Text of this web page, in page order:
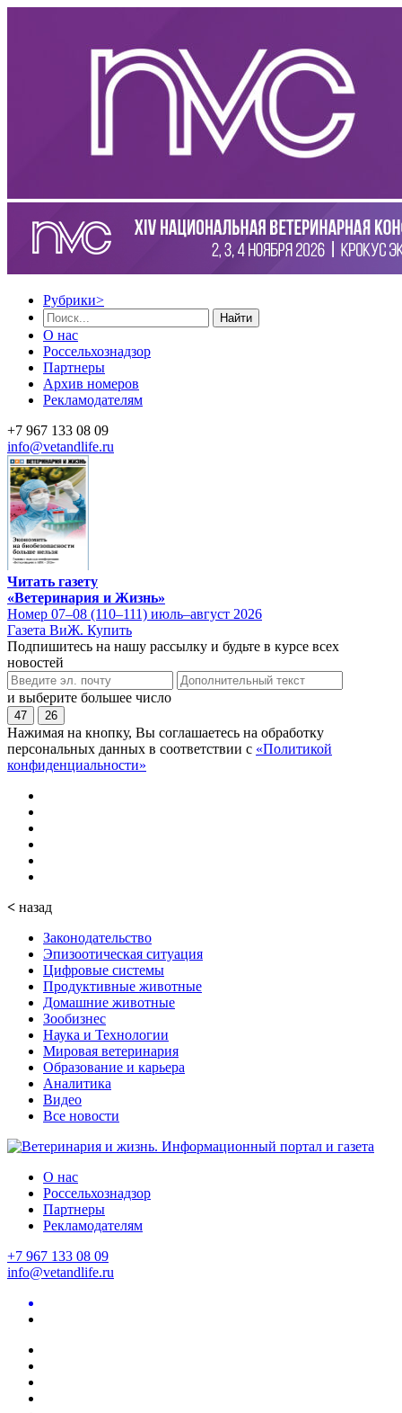
Рубрики>
Найти
О нас
Россельхознадзор
Партнеры
Архив номеров
Рекламодателям
+7 967 133 08 09
info@vetandlife.ru
Читать газету
«Ветеринария и Жизнь»
Номер 07–08 (110–111) июль–август 2026
Газета ВиЖ. Купить
Подпишитесь на нашу рассылку и будьте в курсе всех
новостей
и выберите большее число
47 26
Нажимая на кнопку, Вы соглашаетесь на обработку
персональных данных в соответствии с «Политикой
конфиденциальности»
< назад
Законодательство
Эпизоотическая ситуация
Цифровые системы
Продуктивные животные
Домашние животные
Зообизнес
Наука и Технологии
Мировая ветеринария
Образование и карьера
Аналитика
Видео
Все новости
О нас
Россельхознадзор
Партнеры
Рекламодателям
+7 967 133 08 09
info@vetandlife.ru